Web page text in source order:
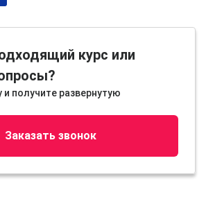
курс или
и получите развернутую
Заказать звонок